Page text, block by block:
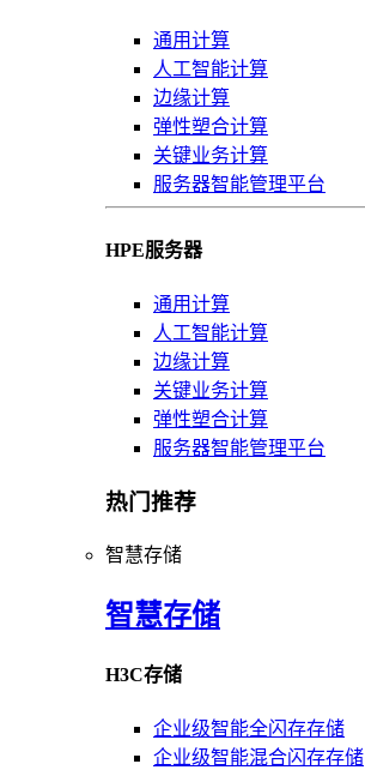
通用计算
人工智能计算
边缘计算
弹性塑合计算
关键业务计算
服务器智能管理平台
HPE服务器
通用计算
人工智能计算
边缘计算
关键业务计算
弹性塑合计算
服务器智能管理平台
热门推荐
智慧存储
智慧存储
H3C存储
企业级智能全闪存存储
企业级智能混合闪存存储